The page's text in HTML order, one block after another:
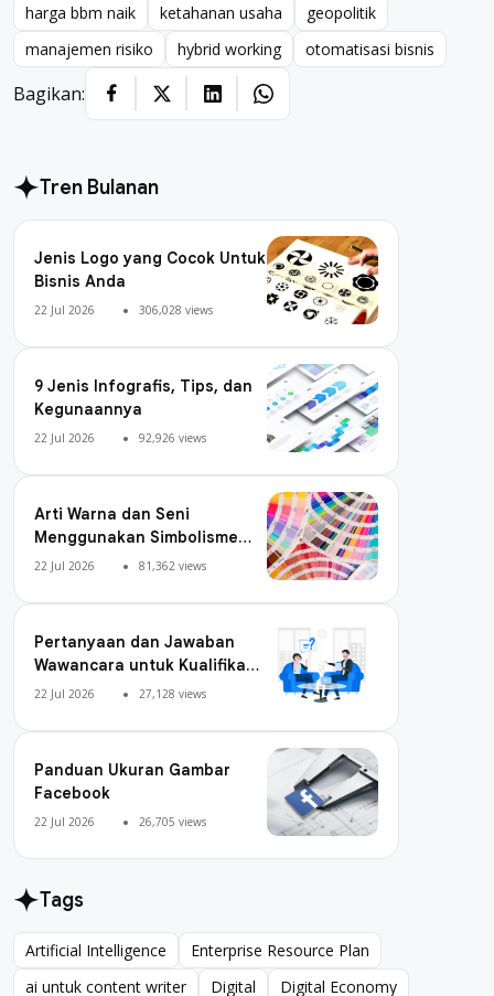
harga bbm naik
ketahanan usaha
geopolitik
manajemen risiko
hybrid working otomatisasi bisnis
Bagikan:
Tren Bulanan
Jenis Logo yang Cocok Untuk
Bisnis Anda
22 Jul 2026 306,028 views
9 Jenis Infografis, Tips, dan
Kegunaannya
22 Jul 2026 92,926 views
Arti Warna dan Seni
Menggunakan Simbolisme
Warna
22 Jul 2026 81,362 views
Pertanyaan dan Jawaban
Wawancara untuk Kualifikasi
Digital Marketing
22 Jul 2026 27,128 views
Panduan Ukuran Gambar
Facebook
22 Jul 2026 26,705 views
Tags
Artificial Intelligence
Artificial Intelligence
Enterprise Resource Plan
Enterprise Resource Plan
ai untuk content writer
Digital
Digital Economy